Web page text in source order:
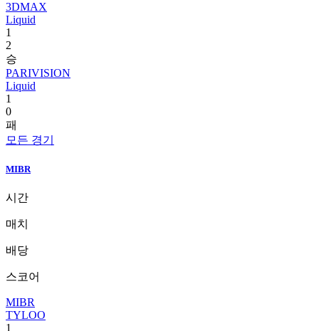
3DMAX
Liquid
1
2
승
PARIVISION
Liquid
1
0
패
모든 경기
MIBR
시간
매치
배당
스코어
MIBR
TYLOO
1